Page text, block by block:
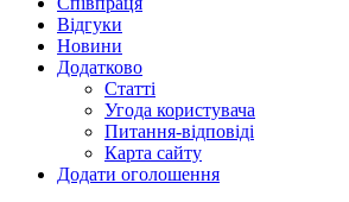
Відгуки
Новини
Додатково
Статті
Угода користувача
Питання-відповіді
Карта сайту
Додати оголошення